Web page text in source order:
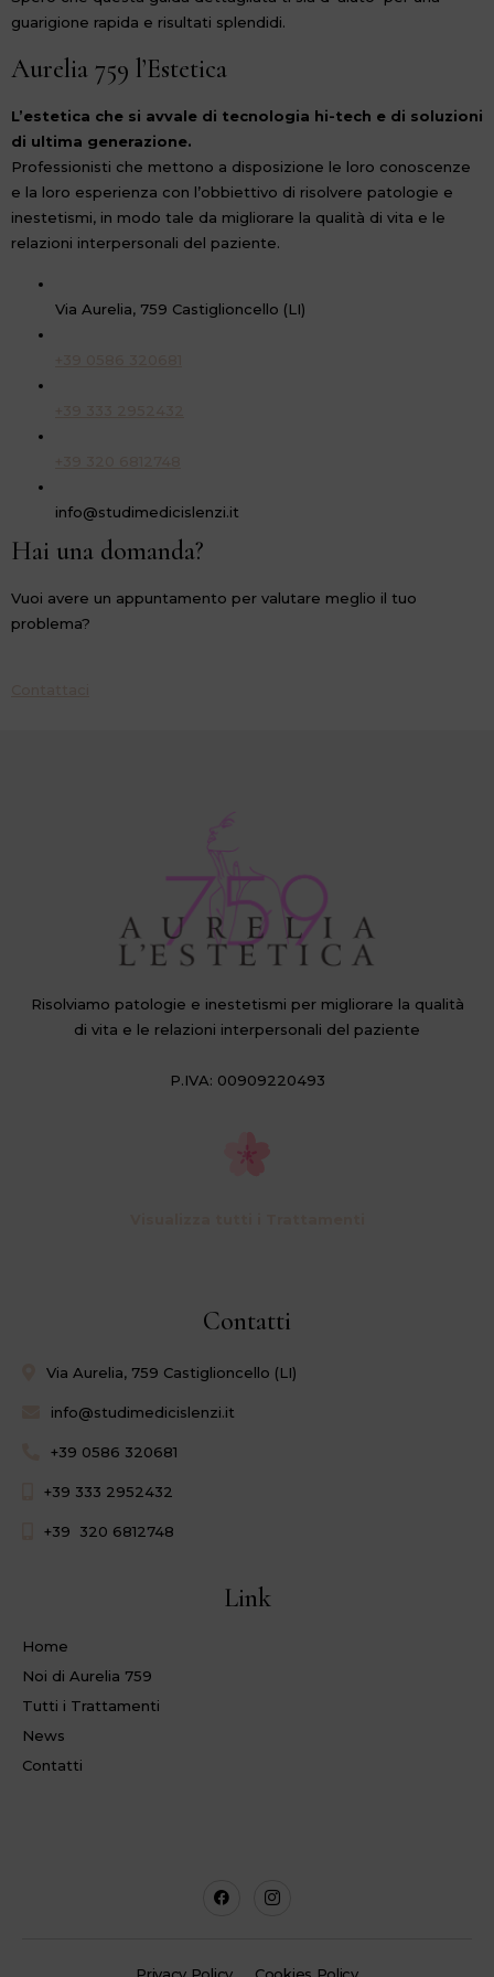
guarigione rapida e risultati splendidi.
Aurelia 759 l’Estetica
L’estetica che si avvale di tecnologia hi-tech e di soluzioni
di ultima generazione.
Professionisti che mettono a disposizione le loro conoscenze
e la loro esperienza con l’obbiettivo di risolvere patologie e
inestetismi, in modo tale da migliorare la qualità di vita e le
relazioni interpersonali del paziente.
Via Aurelia, 759 Castiglioncello (LI)
info@studimedicislenzi.it
Hai una domanda?
Vuoi avere un appuntamento per valutare meglio il tuo
problema?
Risolviamo patologie e inestetismi per migliorare la qualità
di vita e le relazioni interpersonali del paziente
P.IVA: 00909220493
Contatti
Via Aurelia, 759 Castiglioncello (LI)
info@studimedicislenzi.it
+39 0586 320681
+39 333 2952432
+39 320 6812748
Link
Home
Noi di Aurelia 759
Tutti i Trattamenti
News
Contatti